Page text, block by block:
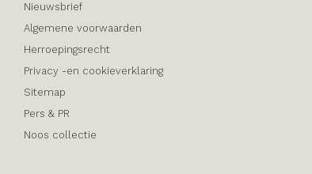
Nieuwsbrief
Algemene voorwaarden
Herroepingsrecht
Privacy -en cookieverklaring
Sitemap
Pers & PR
Noos collectie